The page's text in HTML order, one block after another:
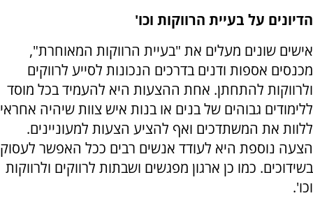
הדיונים על בעיית הרווקות וכו'
אישים שונים מעלים את "בעיית הרווקות המאוחרת",
מכנסים אספות ודנים בדרכים הנכונות לסייע לרווקים
ולרווקות להתחתן. אחת ההצעות היא להעמיד בכל מוסד
ללימודים גבוהים של בנים או בנות איש צוות שיהיה אחראי
ללוות את המשתדכים ואף להציע הצעות למעוניינים.
הצעה נוספת היא לעודד אנשים רבים ככל האפשר לעסוק
בשידוכים. כמו כן ארגון מפגשים ושבתות לרווקים ולרווקות
וכו'.